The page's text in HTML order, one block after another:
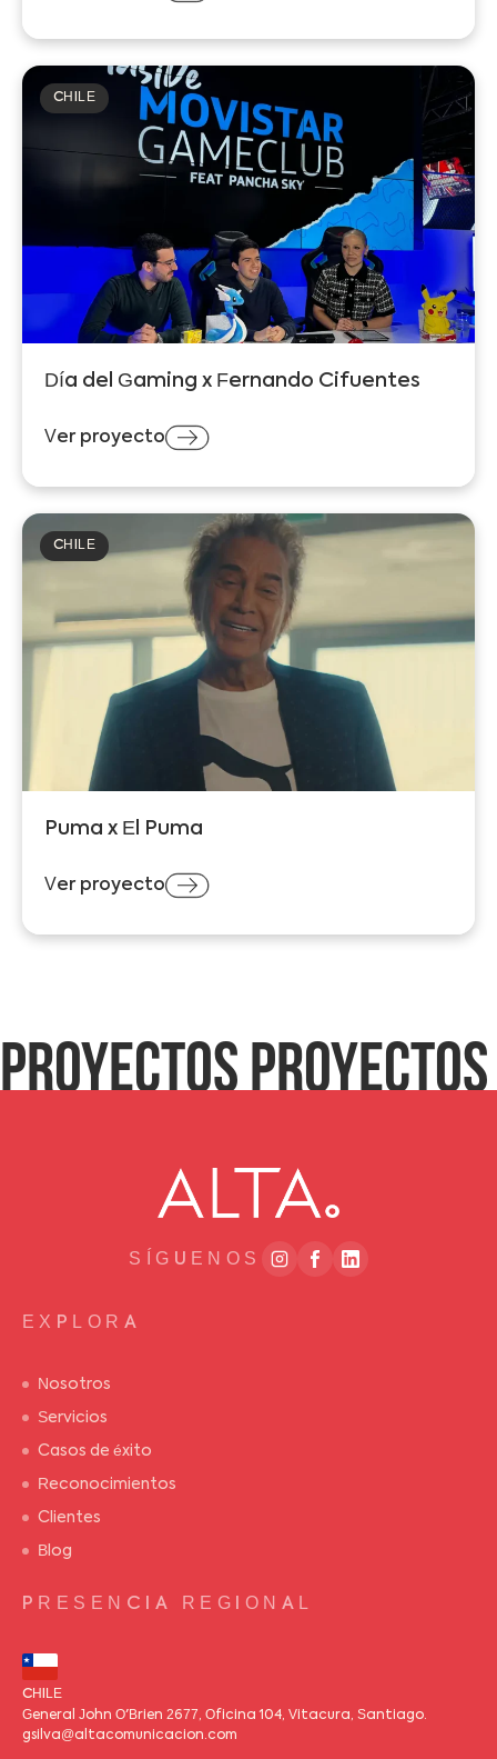
CHILE
Día del Gaming x Fernando Cifuentes
Ver proyecto
CHILE
Puma x El Puma
Ver proyecto
PROYECTOS
EXPLORA
Nosotros
Servicios
Casos de éxito
Reconocimientos
Clientes
Blog
PRESENCIA REGIONAL
CHILE
General John O'Brien 2677, Oficina 104, Vitacura, Santiago.
gsilva@altacomunicacion.com
SÍGUENOS